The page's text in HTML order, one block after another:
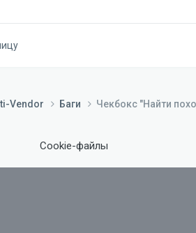
Vendor Баги Чекбокс "Найти
Cookie-файлы